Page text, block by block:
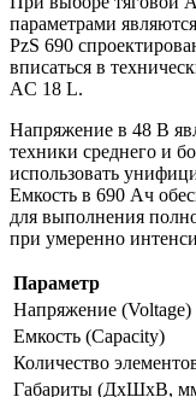
параметрами
PzS 690
вписаться в
AC 18 L.
Напряжение в 48 В
техники среднего и
использовать
Емкость в 690 Ач
для выполнения
при умеренно
Параметр
Напряжение (Voltage)
Емкость (Capacity)
Количество
Габариты (ДхШхВ,